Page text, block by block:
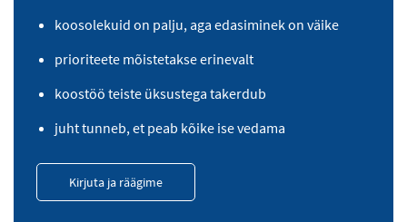
koosolekuid on palju, aga edasiminek on väike
prioriteete mõistetakse erinevalt
koostöö teiste üksustega takerdub
juht tunneb, et peab kõike ise vedama
Kirjuta ja räägime